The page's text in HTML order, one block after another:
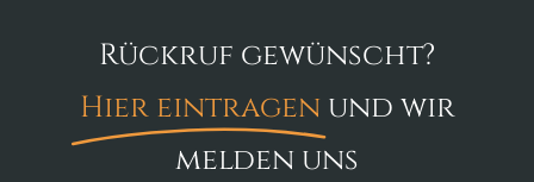
Rückruf gewünscht?
Hier eintragen und wir
melden uns